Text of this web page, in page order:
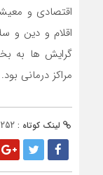
اقتصادی و
اقلام و دین و
گرایش ها به
مراکز درمانی بود.
لینک کوتاه :